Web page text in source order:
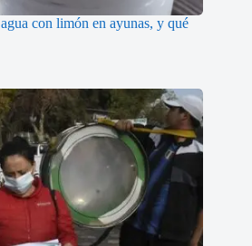
con limón en ayunas, y qué